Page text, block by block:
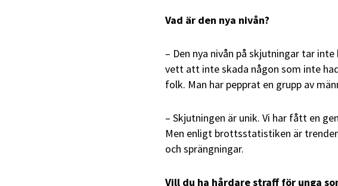
Vad är den nya nivån?
– Den nya nivån på skjutningar tar
vett att inte skada någon som inte
folk. Man har pepprat en grupp av
– Skjutningen är unik. Vi har fått en
Men enligt brottsstatistiken är
och sprängningar.
Vill du ha hårdare straff för unga